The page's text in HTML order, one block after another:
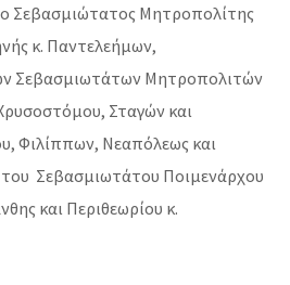
ο Σεβασμιώτατος Μητροπολίτης
κ. Παντελεήμων,
Σεβασμιωτάτων Μητροπολιτών
Σταγών και
Φιλίππων, Νεαπόλεως και
Σεβασμιωτάτου Ποιμενάρχου
και Περιθεωρίου κ.